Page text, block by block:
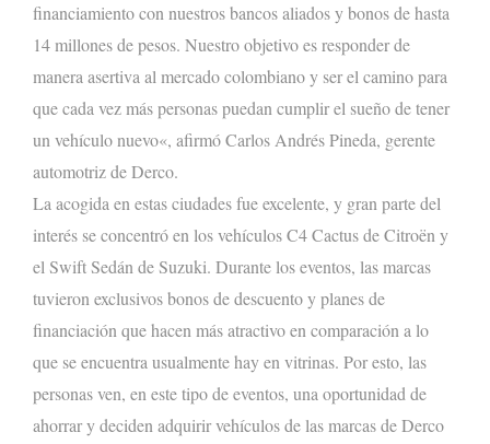
financiamiento con nuestros bancos aliados y bonos de hasta
14 millones de pesos. Nuestro objetivo esresponder de
manera asertiva al mercado colombianoy ser el camino para
que cada vez más personas puedan cumplir el sueño de tener
un vehículo nuevo«, afirmó Carlos Andrés Pineda, gerente
automotriz de Derco.
La acogida en estasciudadesfueexcelente, y gran parte del
interés se concentró en los vehículos C4 Cactus de Citroën y
el Swift Sedán de Suzuki. Durante los eventos, las marcas
tuvieron exclusivos bonos de descuento y planes de
financiación que hacen más atractivoen comparación a lo
que se encuentra usualmente hay en vitrinas. Por esto, las
personas ven, en este tipo deeventos, una oportunidad de
ahorrar y deciden adquirir vehículos de las marcas de Derco